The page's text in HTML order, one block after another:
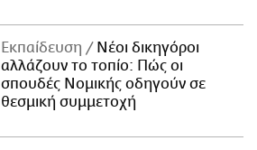
Εκπαίδευση
Νέοι δικηγόροι
αλλάζουν το τοπίο: Πώς οι
σπουδές Νομικής οδηγούν σε
θεσμική συμμετοχή